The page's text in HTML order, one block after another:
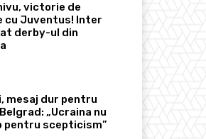
victorie de
cu Juventus! Inter
derby-ul din
mesaj dur pentru
„Ucraina nu
pentru scepticism”